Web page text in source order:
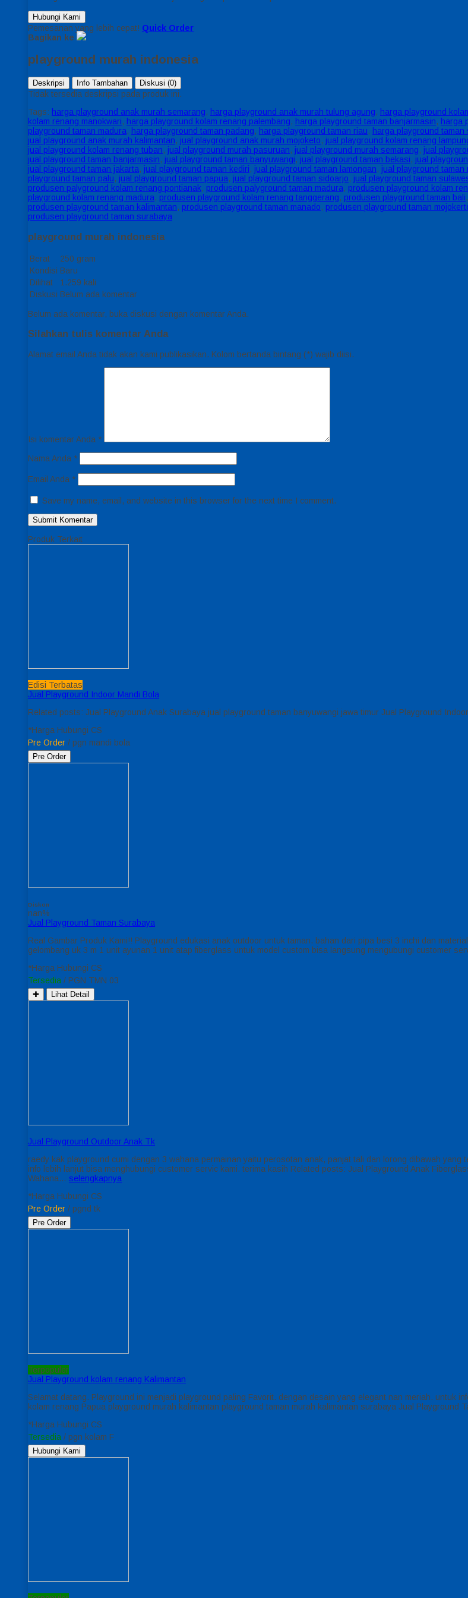
Hubungi Kami
Pemesanan yang lebih cepat! Quick Order
Bagikan ke
playground murah indonesia
Deskripsi Info Tambahan Diskusi (0)
Tidak tersedia deskripsi pada produk ini.
Tags: harga playground anak murah semarang, harga playground anak murah tulung agung, harga playground
kolam renang manokwari, harga playground kolam renang palembang, harga playground taman banjarmasin, harga
playground taman madura, harga playground taman padang, harga playground taman riau, harga playground taman
jual playground anak murah kalimantan, jual playground anak murah mojoketo, jual playground kolam renang
jual playground kolam renang tuban, jual playground murah pasuruan, jual playground murah semarang, jual
jual playground taman banjarmasin, jual playground taman banyuwangi, jual playground taman bekasi, jual
jual playground taman jakarta, jual playground taman kediri, jual playground taman lamongan, jual playground taman
playground taman palu, jual playground taman papua, jual playground taman sidoarjo, jual playground taman
produsen palyground kolam renang pontianak, produsen palyground taman madura, produsen playground kolam
playground kolam renang madura, produsen playground kolam renang tanggerang, produsen playground taman bali,
produsen playground taman kalimantan, produsen playground taman manado, produsen playground taman
produsen playground taman surabaya
playground murah indonesia
Berat
250 gram
Kondisi Baru
Dilihat
1.259 kali
Diskusi Belum ada komentar
Belum ada komentar, buka diskusi dengan komentar Anda.
Silahkan tulis komentar Anda
Alamat email Anda tidak akan kami publikasikan. Kolom bertanda bintang (*) wajib diisi.
Isi komentar Anda *
Nama Anda *
Email Anda *
Save my name, email, and website in this browser for the next time I comment.
Produk Terkait
Edisi Terbatas
Jual Playground Indoor Mandi Bola
Related posts: Jual Playground Anak Surabaya jual playground taman banyuwangi jawa timur Jual Playground
*Harga Hubungi CS
Pre Order / pgn mandi bola
Pre Order
Diskon
nan%
Jual Playground Taman Surabaya
Real Gambar Produk Kami!! Playground edukasi anak outdoor untuk taman. bahan dari pipa besi 3 inchi dan
gelombang uk 3 m 1 unit ayunan 1 unit atap fiberglass untuk model custom bisa langsung mengubungi customer
*Harga Hubungi CS
Tersedia / PGN TMN 03
✚ Lihat Detail
Jual Playground Outdoor Anak Tk
raedy kak playground cumi dengan 3 wahana permainan yaitu perosotan anak, panjat tali dan lorong dibawah
info lebih lanjut bisa menghubungi customer servic kami. terima kasih Related posts: Jual Playground Anak
Wahana… selengkapnya
*Harga Hubungi CS
Pre Order / pgnd tk
Pre Order
Terpopuler
Jual Playground kolam renang Kalimantan
Selamat datang. Playground ini menjadi playground paling Favorit. dengan desain yang elegant nan meriah. untuk
kolam renang Papua playground murah kalimantan playground taman murah kalimantan surabaya Jual Playground
*Harga Hubungi CS
Tersedia / pgn kolam F
Hubungi Kami